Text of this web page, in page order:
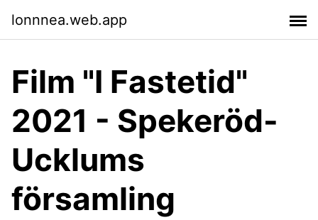
lonnnea.web.app
Film "I Fastetid"
2021 - Spekeröd-
Ucklums
församling